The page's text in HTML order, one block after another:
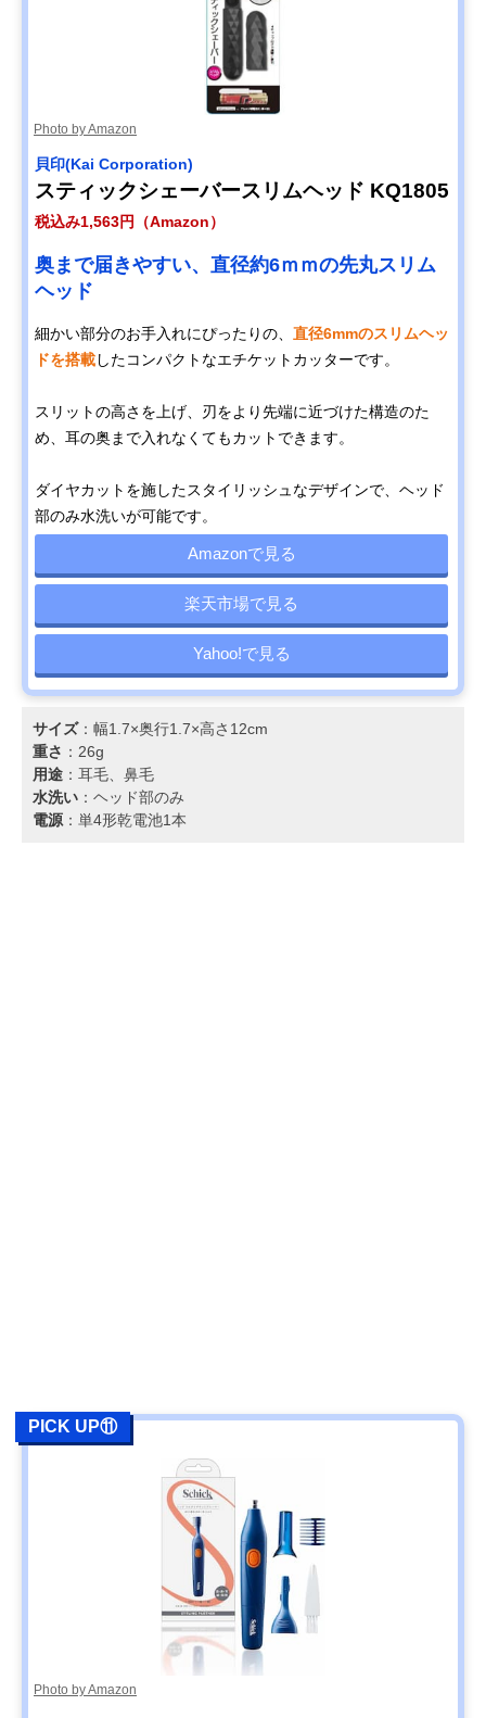
Photo by Amazon
貝印(Kai Corporation)
スティックシェーバースリムヘッド KQ1805
税込み1,563円（Amazon）
奥まで届きやすい、直径約6ｍｍの先丸スリム
ヘッド
細かい部分のお手入れにぴったりの、 直径6mmのスリムヘッ
ドを搭載したコンパクトなエチケットカッターです。
スリットの高さを上げ、刃をより先端に近づけた構造のた
め、耳の奥まで入れなくてもカットできます。
ダイヤカットを施したスタイリッシュなデザインで、ヘッド
部のみ水洗いが可能です。
Amazonで見る
楽天市場で見る
Yahoo!で見る
サイズ：幅1.7×奥行1.7×高さ12cm
重さ ：26g
用途 ：耳毛、鼻毛
水洗い ：ヘッド部のみ
電源 ：単4形乾電池1本
PICK UP⑪
Photo by Amazon